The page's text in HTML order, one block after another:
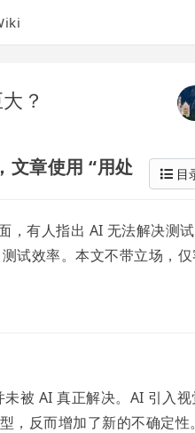
？
目
文章使用 “用处
，有人指出 AI 无法解决测
试效率。本文不带立场，
被 AI 真正解决。AI 引入视
，反而增加了新的不确定性